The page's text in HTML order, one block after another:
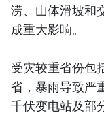
涝、山体滑坡和
成重大影响。
受灾较重省份包
省，暴雨导致严
千伏变电站及部